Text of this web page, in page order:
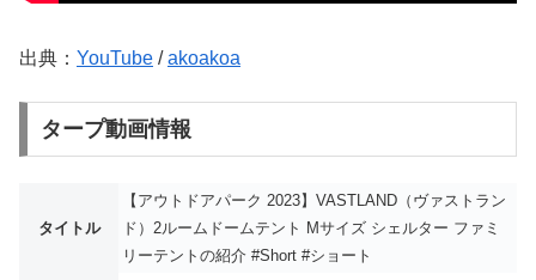
出典： YouTube /akoakoa
タープ動画情報
タイトル
【アウトドアパーク 2023】VASTLAND（ヴァストラン
ド）2ルームドームテント Mサイズ シェルター ファミ
リーテントの紹介 #Short #ショート